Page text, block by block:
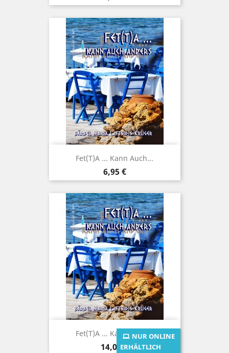
Fet(t)a ... Kann Auch...
Preis
6,95 €
NUR ONLINE
ERHÄLTLICH
Fet(t)a ... Kann Auch...
Preis
14,00 €